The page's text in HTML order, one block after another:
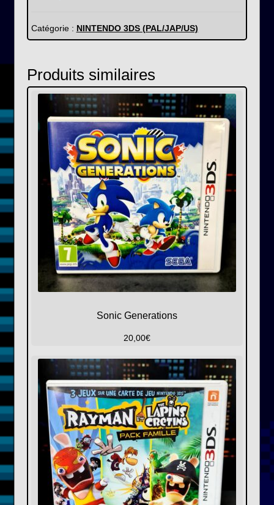
Catégorie : NINTENDO 3DS (PAL/JAP/US)
Produits similaires
Sonic Generations
20,00€